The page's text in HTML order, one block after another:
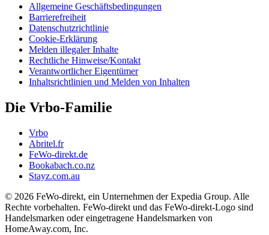
Allgemeine Geschäftsbedingungen
Barrierefreiheit
Datenschutzrichtlinie
Cookie-Erklärung
Melden illegaler Inhalte
Rechtliche Hinweise/Kontakt
Verantwortlicher Eigentümer
Inhaltsrichtlinien und Melden von Inhalten
Die Vrbo-Familie
Vrbo
Abritel.fr
FeWo-direkt.de
Bookabach.co.nz
Stayz.com.au
© 2026 FeWo-direkt, ein Unternehmen der Expedia Group. Alle
Rechte vorbehalten. FeWo-direkt und das FeWo-direkt-Logo sind
Handelsmarken oder eingetragene Handelsmarken von
HomeAway.com, Inc.